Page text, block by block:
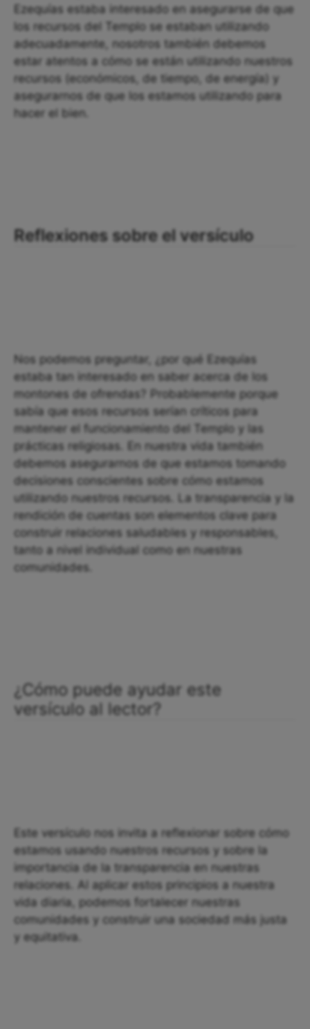
Ezequías estaba interesado en asegurarse de que
los recursos del Templo se estaban utilizando
adecuadamente, nosotros también debemos
estar atentos a cómo se están utilizando nuestros
recursos (económicos, de tiempo, de energía) y
asegurarnos de que los estamos utilizando para
hacer el bien.
Reflexiones sobre el versículo
Nos podemos preguntar, ¿por qué Ezequías
estaba tan interesado en saber acerca de los
montones de ofrendas? Probablemente porque
sabía que esos recursos serían críticos para
mantener el funcionamiento del Templo y las
prácticas religiosas. En nuestra vida también
debemos asegurarnos de que estamos tomando
decisiones conscientes sobre cómo estamos
utilizando nuestros recursos. La transparencia y la
rendición de cuentas son elementos clave para
construir relaciones saludables y responsables,
tanto a nivel individual como en nuestras
comunidades.
¿Cómo puede ayudar este
versículo al lector?
Este versículo nos invita a reflexionar sobre cómo
estamos usando nuestros recursos y sobre la
importancia de la transparencia en nuestras
relaciones. Al aplicar estos principios a nuestra
vida diaria, podemos fortalecer nuestras
comunidades y construir una sociedad más justa
y equitativa.